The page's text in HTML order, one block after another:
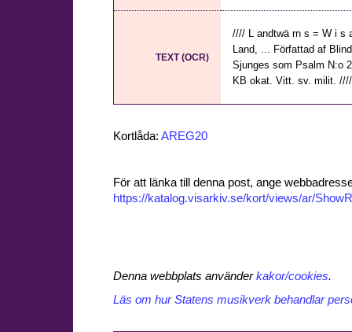
TEXT (OCR)
//// L andtwä rn s = W i s
Land, ... Författad af
Sjunges som Psalm N:o
KB okat. Vitt. sv. milit.
Kortlåda: AREG20
För att länka till denna post, ange
https://katalog.visarkiv.se/kort/views/ar/
Denna webbplats använderkakor/cookies.
Läs om hur Statens musikverk behandlar